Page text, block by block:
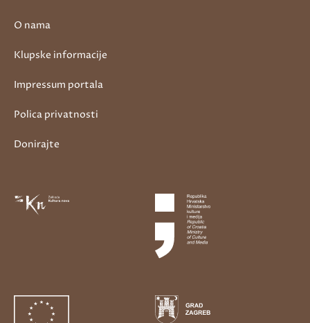
O nama
Klupske informacije
Impressum portala
Polica privatnosti
Donirajte